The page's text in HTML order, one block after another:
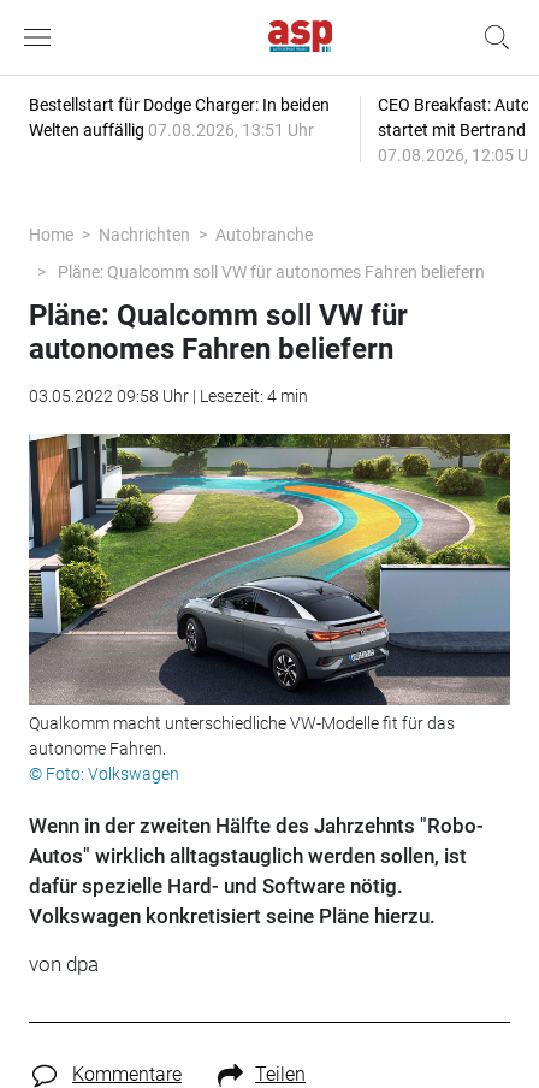
Bestellstart für Dodge Charger: In beiden
Welten auffällig 07.08.2026, 13:51 Uhr
CEO Breakfast:
startet mit Bertrand
07.08.2026, 12:05
Home Nachrichten
Autobranche
Pläne: Qualcomm soll VW für autonomes Fahren beliefern
Pläne: Qualcomm soll VW für
autonomes Fahren beliefern
03.05.2022 09:58 Uhr | Lesezeit: 4 min
Qualkomm macht unterschiedliche VW-Modelle fit für das
autonome Fahren.
© Foto: Volkswagen
Wenn in der zweiten Hälfte des Jahrzehnts "Robo-
Autos" wirklich alltagstauglich werden sollen, ist
dafür spezielle Hard- und Software nötig.
Volkswagen konkretisiert seine Pläne hierzu.
von dpa
Kommentare Teilen